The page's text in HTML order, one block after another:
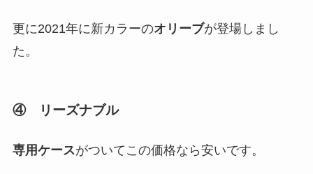
更に2021年に新カラーのオリーブが登場しまし
た。
④ リーズナブル
専用ケースがついてこの価格なら安いです。